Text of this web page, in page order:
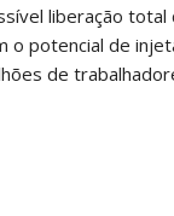
liberação total
o potencial de
de